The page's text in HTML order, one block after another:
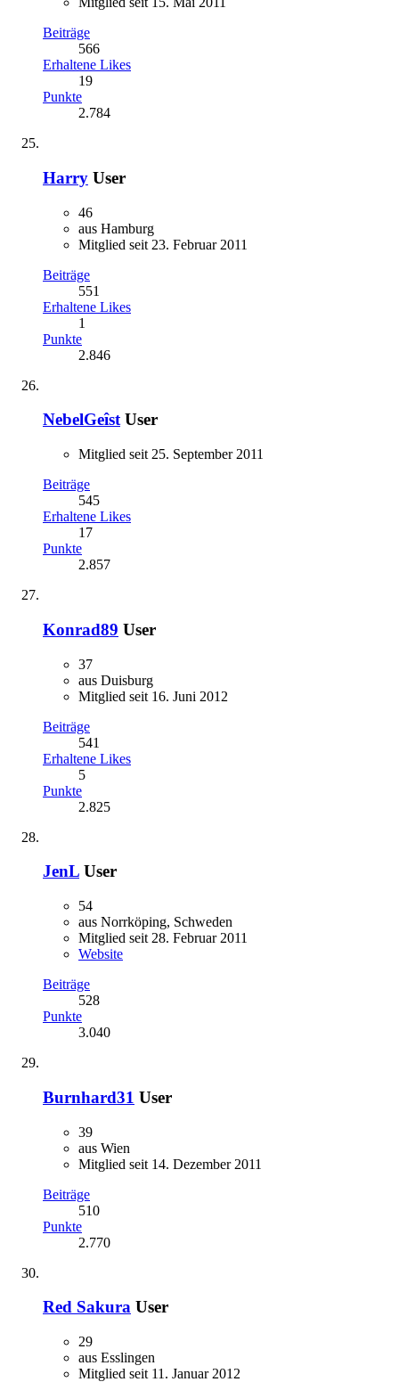
Beiträge
566
Erhaltene Likes
19
Punkte
2.784
Harry User
46
aus Hamburg
Mitglied seit 23. Februar 2011
Beiträge
551
Erhaltene Likes
1
Punkte
2.846
NebelGeîst User
Mitglied seit 25. September 2011
Beiträge
545
Erhaltene Likes
17
Punkte
2.857
Konrad89 User
37
aus Duisburg
Mitglied seit 16. Juni 2012
Beiträge
541
Erhaltene Likes
5
Punkte
2.825
JenL User
54
aus Norrköping, Schweden
Mitglied seit 28. Februar 2011
Website
Beiträge
528
Punkte
3.040
Burnhard31 User
39
aus Wien
Mitglied seit 14. Dezember 2011
Beiträge
510
Punkte
2.770
Red Sakura User
29
aus Esslingen
Mitglied seit 11. Januar 2012